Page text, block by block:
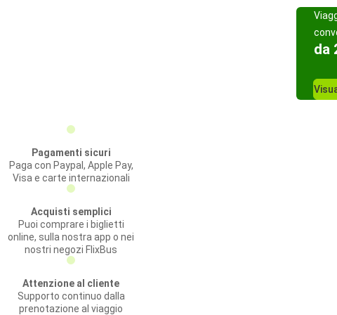
da
Pagamenti sicuri
Paga con Paypal, Apple Pay,
Visa e carte internazionali
Acquisti semplici
Puoi comprare i biglietti
online, sulla nostra app o nei
nostri negozi FlixBus
Attenzione al cliente
Supporto continuo dalla
prenotazione al viaggio